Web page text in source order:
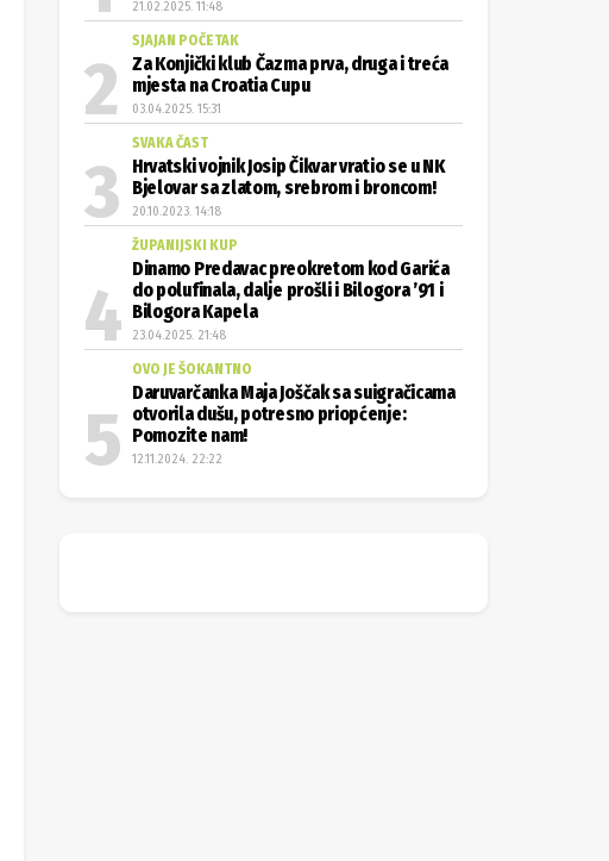
21.02.2025. 11:48
SJAJAN POČETAK
Za Konjički klub Čazma prva, druga i treća
mjesta na Croatia Cupu
03.04.2025. 15:31
SVAKA ČAST
Hrvatski vojnik Josip Čikvar vratio se u NK
Bjelovar sa zlatom, srebrom i broncom!
20.10.2023. 14:18
ŽUPANIJSKI KUP
Dinamo Predavac preokretom kod Garića
do polufinala, dalje prošli i Bilogora ’91 i
Bilogora Kapela
23.04.2025. 21:48
OVO JE ŠOKANTNO
Daruvarčanka Maja Joščak sa suigračicama
otvorila dušu, potresno priopćenje:
Pomozite nam!
12.11.2024. 22:22